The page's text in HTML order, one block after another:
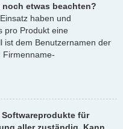
etwas beachten?
haben und
pro Produkt eine
ist dem Benutzernamen der
Firmenname-
Softwareprodukte für
aller zuständig. Kann